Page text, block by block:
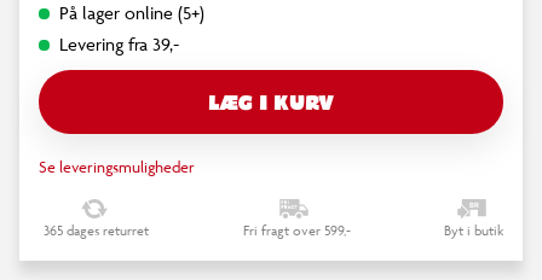
På lager online (5+)
Levering fra 39,-
LÆG I KURV
Se leveringsmuligheder
365 dages returret Fri fragt over 599,- Byt i butik